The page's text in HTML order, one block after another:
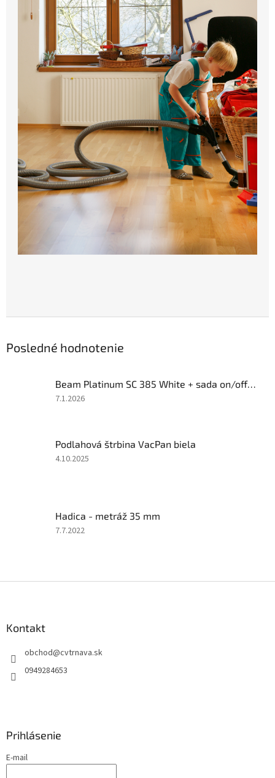
Posledné hodnotenie
Beam Platinum SC 385 White + sada on/off Progression
Hodnotenie
z
5
7.1.2026
Podlahová štrbina VacPan biela
Hodnotenie
5
hviezdičiek.
4.10.2025
Hadica - metráž 35 mm
Hodnotenie
7.7.2022
Kontakt
obchod@cvtrnava.sk
0949284653
Prihlásenie
E-mail